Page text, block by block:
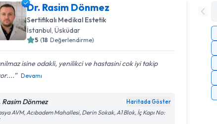
Dr. Rasim Dönmez
Sertifikalı Medikal Estetik
İstanbul , Üsküdar
5 (18 Değerlendirme)
isine odakli, yenilikci ve hastasini cok iyi takip
Devamı
Rasim Dönmez Haritada Göster
AVM, Acıbadem Mahallesi, Derin Sokak, A1 Blok, İç Kapı No: